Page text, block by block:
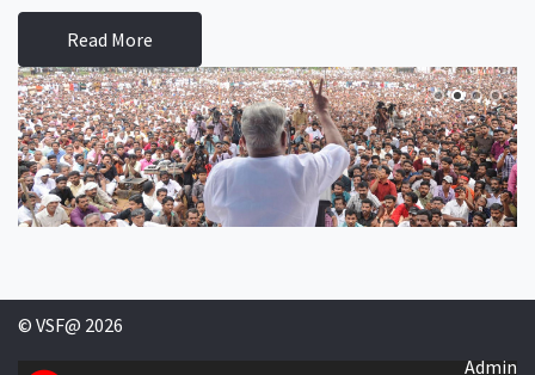
Read More
© VSF@ 2026
Admin